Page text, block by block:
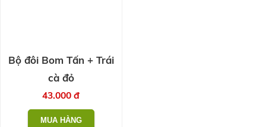
Bộ đôi Bom Tấn + Trái
cà đỏ
43.000 đ